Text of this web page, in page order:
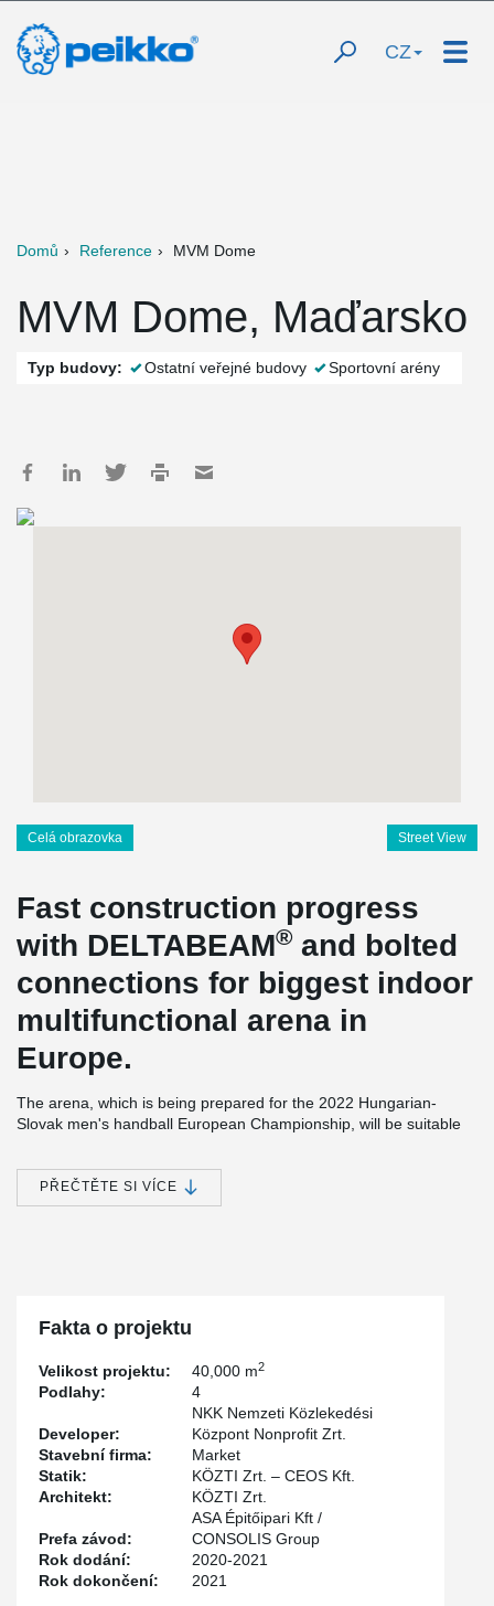
CZ
Domů Reference MVM Dome
MVM Dome, Maďarsko
Typ budovy: Ostatní veřejné budovy Sportovní arény
Celá obrazovka Street View
Fast construction progress
with DELTABEAM® and bolted
connections for biggest indoor
multifunctional arena in
Europe.
The arena, which is being prepared for the 2022 Hungarian-
Slovak men's handball European Championship, will be suitable
has the appropriate standards, sizes and designs for all existing
indoor sports, which is why, for example, basketball, volleyball, ice
hockey, tennis, and skating, as well as certain equestrian and
PŘEČTĚTE SI VÍCE
Fakta o projektu
Velikost projektu: 40,000 m2
Podlahy: 4
Developer:
NKK Nemzeti Közlekedési
Központ Nonprofit Zrt.
Stavební firma:
Market
Statik:
KÖZTI Zrt. – CEOS Kft.
Architekt:
KÖZTI Zrt.
Prefa závod:
ASA Épitőipari Kft /
CONSOLIS Group
Rok dodání:
2020-2021
Rok dokončení:
2021